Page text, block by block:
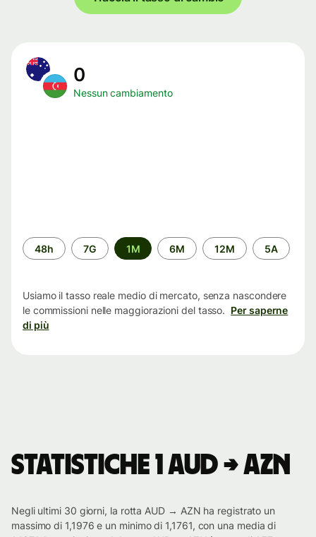
0
Nessun cambiamento
Periodo
di
48h 7G 1M 6M 12M 5A
Usiamo il tasso reale medio di mercato, senza nascondere
le commissioni nelle maggiorazioni del tasso. Per saperne
di più
Statistiche 1 AUD → AZN
Negli ultimi 30 giorni, la rotta AUD → AZN ha registrato un
massimo di 1,1976 e un minimo di 1,1761, con una media di